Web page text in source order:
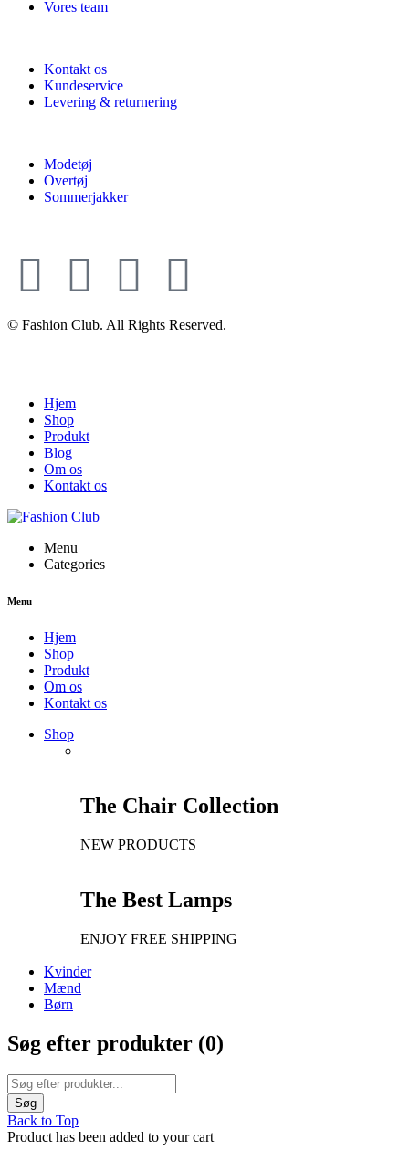
Vores team
Kontakt os
Kundeservice
Levering & returnering
Modetøj
Overtøj
Sommerjakker
© Fashion Club. All Rights Reserved.
Hjem
Shop
Produkt
Blog
Om os
Kontakt os
Menu
Categories
Menu
Hjem
Shop
Produkt
Om os
Kontakt os
Shop
The Chair Collection
NEW PRODUCTS
The Best Lamps
ENJOY FREE SHIPPING
Kvinder
Mænd
Børn
Søg efter produkter (0)
Back to Top
Product has been added to your cart